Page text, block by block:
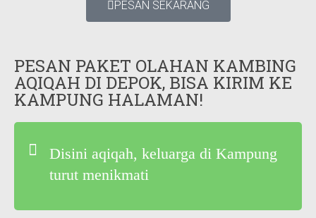
PESAN SEKARANG
PESAN PAKET OLAHAN KAMBING
AQIQAH DI DEPOK, BISA KIRIM KE
KAMPUNG HALAMAN!
Disini aqiqah, keluarga di Kampung
turut menikmati